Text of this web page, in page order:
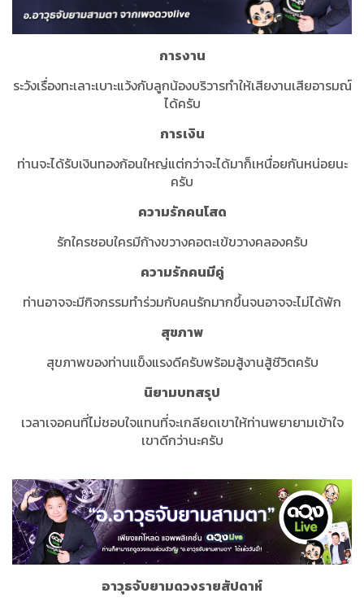
การงาน
ระวังเรื่องทะเลาะเบาะแว้งกับลูกน้องบริวารทำให้เสียงานเสียอารมณ์
ได้ครับ
การเงิน
ท่านจะได้รับเงินทองก้อนใหญ่แต่กว่าจะได้มาก็เหนื่อยกันหน่อยนะ
ครับ
ความรักคนโสด
รักใครชอบใครมีก้างขวางคอตะเข้ขวางคลองครับ
ความรักคนมีคู่
ท่านอาจจะมีกิจกรรมทำร่วมกับคนรักมากขึ้นจนอาจจะไม่ได้พัก
สุขภาพ
สุขภาพของท่านแข็งแรงดีครับพร้อมสู้งานสู้ชีวิตครับ
นิยามบทสรุป
เวลาเจอคนที่ไม่ชอบใจแทนที่จะเกลียดเขาให้ท่านพยายามเข้าใจ
เขาดีกว่านะครับ
อาวุธจับยามดวงรายสัปดาห์